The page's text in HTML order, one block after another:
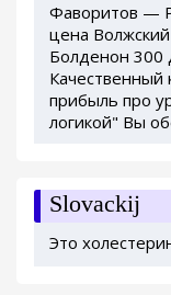
Фаворитов —
цена
Болденон 300
Качественный
прибыль про
логикой" Вы
Slovackij
Это